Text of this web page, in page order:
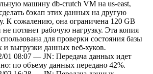
машину db-crutch VM на us-east,
бэкап этих данных на другую
К сожалению, она ограничена 120 GB
потянет рабочую нагрузку. Эта копия
для проверки состояния базы
и выгрузки данных веб-хуков.
01 08:07 — JN: Передача данных идет
по объему данных передано 42%.